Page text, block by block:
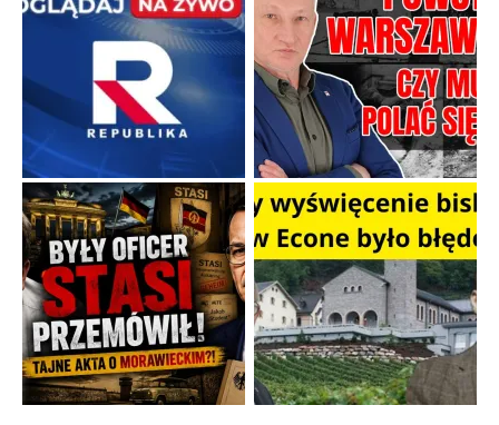
Uczestnicy Powstania Warszawskiego zasługują na najwyższy
szacunek, ponieważ jako żołnierze otrzymali zadanie po prostu
niewykonalne.
Popularne